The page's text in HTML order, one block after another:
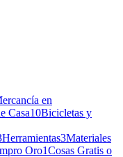
en
Casa10Bicicletas y
Herramientas3Materiales
Oro1Cosas Gratis o